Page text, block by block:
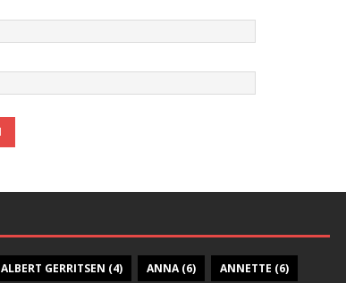
ALBERT GERRITSEN (4) ANNA(6) ANNETTE (6)